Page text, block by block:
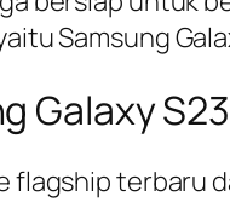
Samsung
Galaxy
flagship terbaru